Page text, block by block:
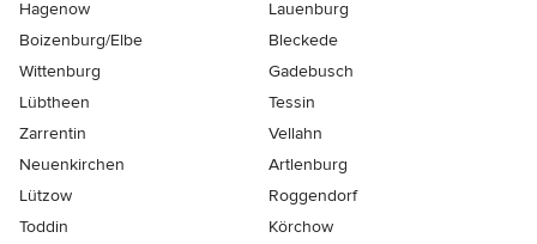
Hagenow
Lauenburg
Boizenburg/Elbe
Bleckede
Wittenburg
Gadebusch
Lübtheen
Tessin
Zarrentin
Vellahn
Neuenkirchen
Artlenburg
Lützow
Roggendorf
Toddin
Körchow